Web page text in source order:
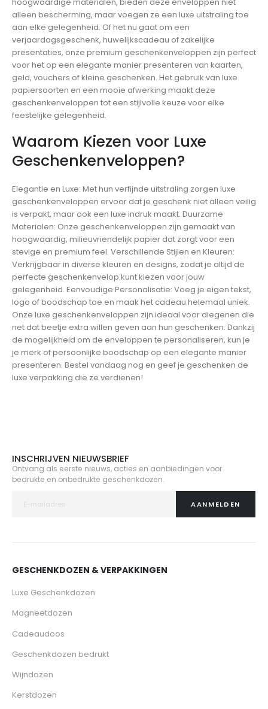
alleen bescherming, maar voegen ze een luxe uitstraling toe
aan elke gelegenheid. Of het nu gaat om een
verjaardagsgeschenk, huwelijkscadeau of zakelijke
presentaties, onze premium geschenkenveloppen zijn perfect
voor het op een elegante manier presenteren van kaarten,
geld, vouchers of kleine geschenken. Het gebruik van luxe
papiersoorten en een mooie afwerking maakt deze
geschenkenveloppen tot een stijlvolle keuze voor elke
feestelijke gelegenheid.
Waarom Kiezen voor Luxe
Geschenkenveloppen?
Elegantie en Luxe: Met hun verfijnde uitstraling zorgen luxe
geschenkenveloppen ervoor dat je geschenk niet alleen veilig
is verpakt, maar ook een luxe indruk maakt. Duurzame
Materialen: Onze geschenkenveloppen zijn gemaakt van
hoogwaardig, milieuvriendelijk papier dat zorgt voor een
stevige en premium feel. Verschillende Stijlen en Kleuren:
Verkrijgbaar in diverse kleuren en designs, zodat je altijd de
perfecte geschenkenvelop kunt kiezen voor jouw
gelegenheid. Eenvoudige Personalisatie: Voeg je eigen tekst,
logo of boodschap toe en maak het cadeau helemaal uniek.
Onze luxe geschenkenveloppen zijn ideaal voor diegenen die
net dat beetje extra willen geven aan hun geschenken. Dankzij
de mogelijkheid om de enveloppen te personaliseren, kun je
je merk of persoonlijke boodschap op een elegante manier
presenteren. Bestel vandaag nog en geef je geschenken de
luxe verpakking die ze verdienen!
INSCHRIJVEN NIEUWSBRIEF
Ontvang als eerste nieuws, acties en aanbiedingen voor
bedrukte en onbedrukte geschenkdozen.
AANMELDEN
GESCHENKDOZEN & VERPAKKINGEN
Luxe Geschenkdozen
Magneetdozen
Cadeaudoos
Geschenkdozen bedrukt
Wijndozen
Kerstdozen